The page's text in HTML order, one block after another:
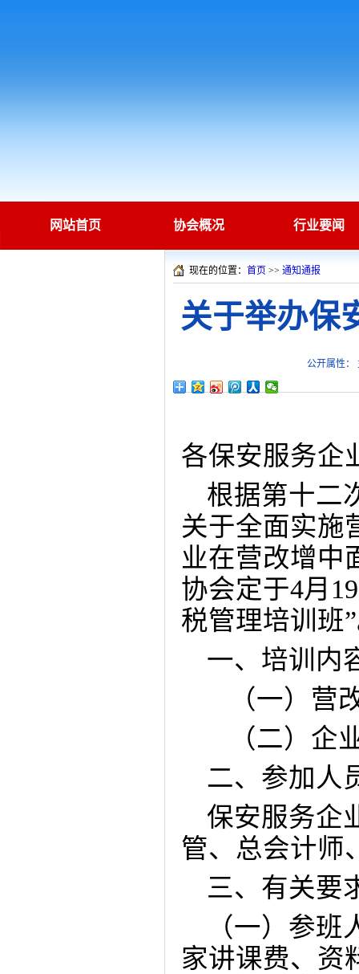
网站首页 协会概况 行业要闻
现在的位置： 首页 >> 通知通报
关于举办保
公开属性
各保安服务企
根据第十二
关于全面实施
业在营改增中
协会定于4月 19
税管理培训班”
一、培训内
（一）营
（二）企
二、参加人
保安服务企
管、总会计师
三、有关要
（一）参
家讲课费、资